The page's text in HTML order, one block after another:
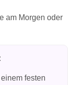
am Morgen oder
festen